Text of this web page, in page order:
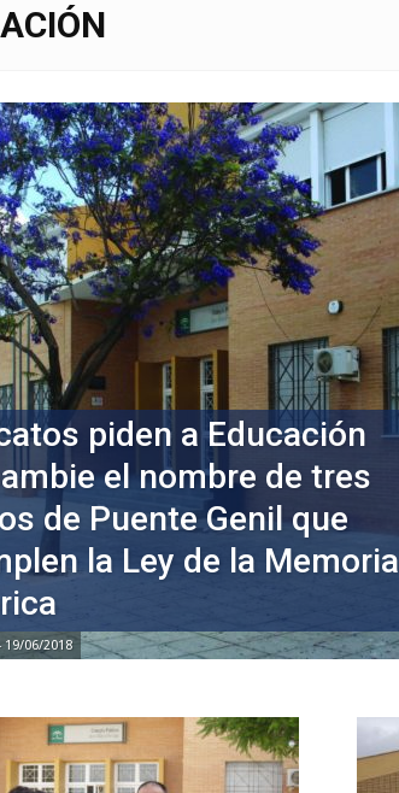
piden a Educación
el nombre de tres
de Puente Genil que
la Ley de la Memoria
19/06/2018